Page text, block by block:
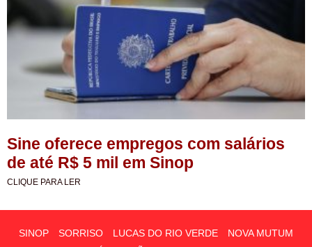
Sine oferece empregos com salários
de até R$ 5 mil em Sinop
CLIQUE PARA LER
SINOP SORRISO LUCAS DO RIO VERDE
NOVA MUTUM